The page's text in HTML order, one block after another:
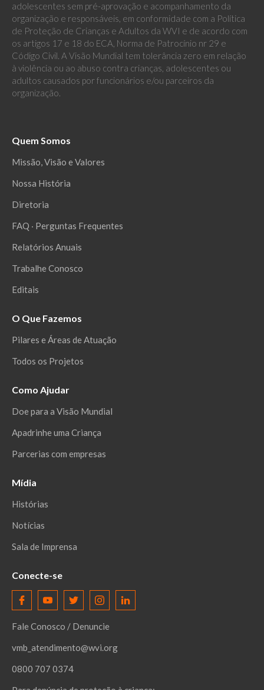
adolescentes sem pré-aprovação e acompanhamento da
organização e responsáveis, em conformidade com a Política
de Proteção de Crianças e Adultos da WVI e de acordo com
os artigos 17 e 18 do ECA, Norma de Patrocínio nr 29 e
Código Civil. A Visão Mundial tem tolerância zero em relação
à violência ou ao abuso contra crianças, adolescentes ou
adultos causados por funcionários e/ou parceiros da
organização.
Quem Somos
Missão, Visão e Valores
Nossa História
Diretoria
FAQ ‧ Perguntas Frequentes
Relatórios Anuais
Trabalhe Conosco
Editais
O Que Fazemos
Pilares e Áreas de Atuação
Todos os Projetos
Como Ajudar
Doe para a Visão Mundial
Apadrinhe uma Criança
Parcerias com empresas
Mídia
Histórias
Notícias
Sala de Imprensa
Conecte-se
Fale Conosco / Denuncie
vmb_atendimento@wvi.org
0800 707 0374